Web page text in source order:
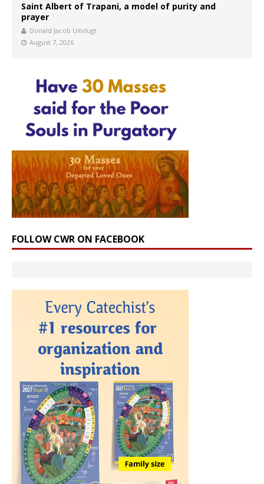
Saint Albert of Trapani, a model of purity and
prayer
Donald Jacob Uitvlugt
August 7, 2026
FOLLOW CWR ON FACEBOOK